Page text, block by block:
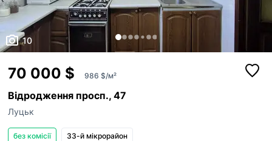
10
70 000 $ 986 $/м²
Відродження просп., 47
Луцьк
без комісії 33-й мікрорайон